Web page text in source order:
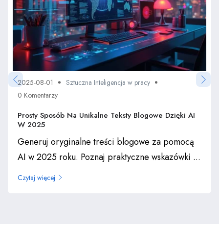
2025-08-01
Sztuczna Inteligencja w pracy
0 Komentarzy
Prosty Sposób Na Unikalne Teksty Blogowe Dzięki AI
W 2025
Generuj oryginalne treści blogowe za pomocą
AI w 2025 roku. Poznaj praktyczne wskazówki ...
Czytaj więcej